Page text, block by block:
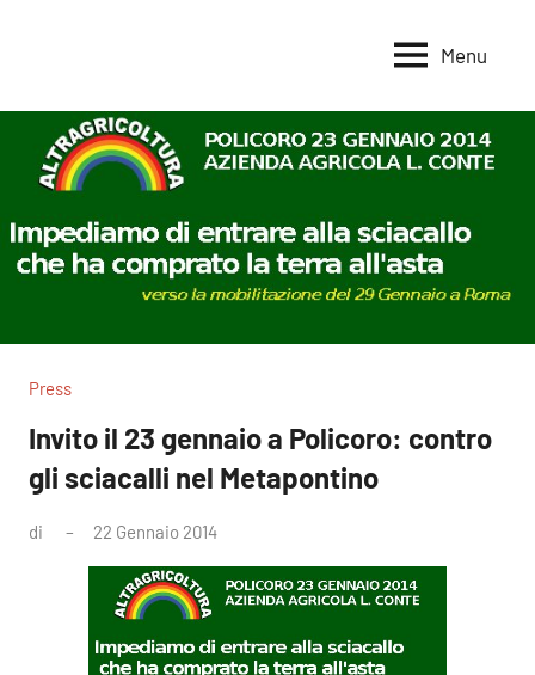
per
la
Terra
Sovranità
Menu
Press
Invito il 23 gennaio a Policoro: contro
gli sciacalli nel Metapontino
di 22 Gennaio 2014
commento